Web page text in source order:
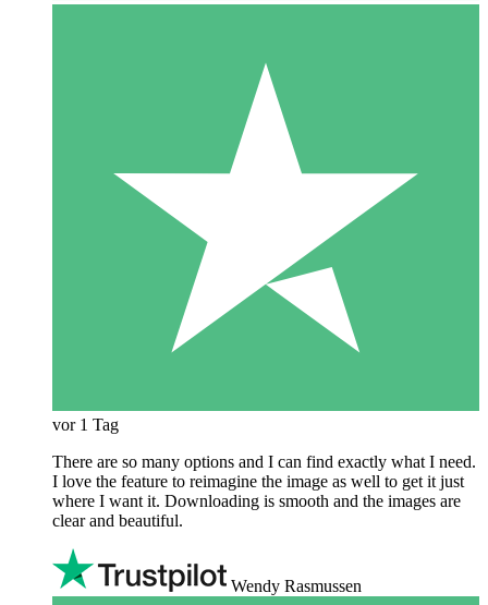
vor 1 Tag
There are so many options and I can find exactly what I need.
I love the feature to reimagine the image as well to get it just
where I want it. Downloading is smooth and the images are
clear and beautiful.
Wendy Rasmussen